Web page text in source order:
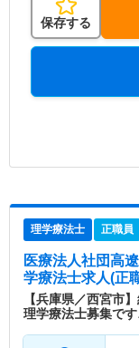
保存する
理学療法士 正職員
医療法人社団高
学療法士求人(正
【兵庫県／西宮市
理学療法士募集です